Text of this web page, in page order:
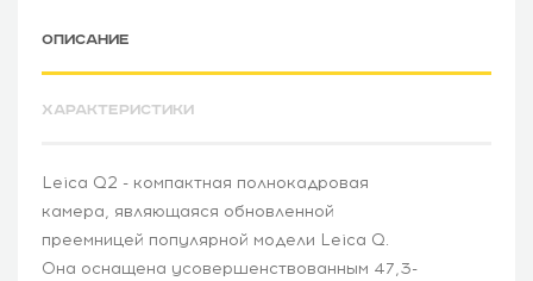
ОПИСАНИЕ
ХАРАКТЕРИСТИКИ
Leica Q2 - компактная полнокадровая
камера, являющаяся обновленной
преемницей популярной модели Leica Q.
Она оснащена усовершенствованным 47,3-